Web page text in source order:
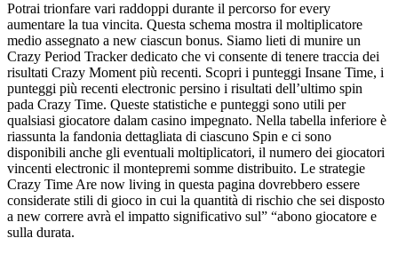
Potrai trionfare vari raddoppi durante il percorso for every
aumentare la tua vincita. Questa schema mostra il moltiplicatore
medio assegnato a new ciascun bonus. Siamo lieti di munire un
Crazy Period Tracker dedicato che vi consente di tenere traccia dei
risultati Crazy Moment più recenti. Scopri i punteggi Insane Time, i
punteggi più recenti electronic persino i risultati dell’ultimo spin
pada Crazy Time. Queste statistiche e punteggi sono utili per
qualsiasi giocatore dalam casino impegnato. Nella tabella inferiore è
riassunta la fandonia dettagliata di ciascuno Spin e ci sono
disponibili anche gli eventuali moltiplicatori, il numero dei giocatori
vincenti electronic il montepremi somme distribuito. Le strategie
Crazy Time Are now living in questa pagina dovrebbero essere
considerate stili di gioco in cui la quantità di rischio che sei disposto
a new correre avrà el impatto significativo sul” “abono giocatore e
sulla durata.